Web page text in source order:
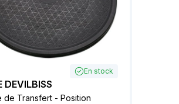
En stock
DEVILBISS
de Transfert - Position